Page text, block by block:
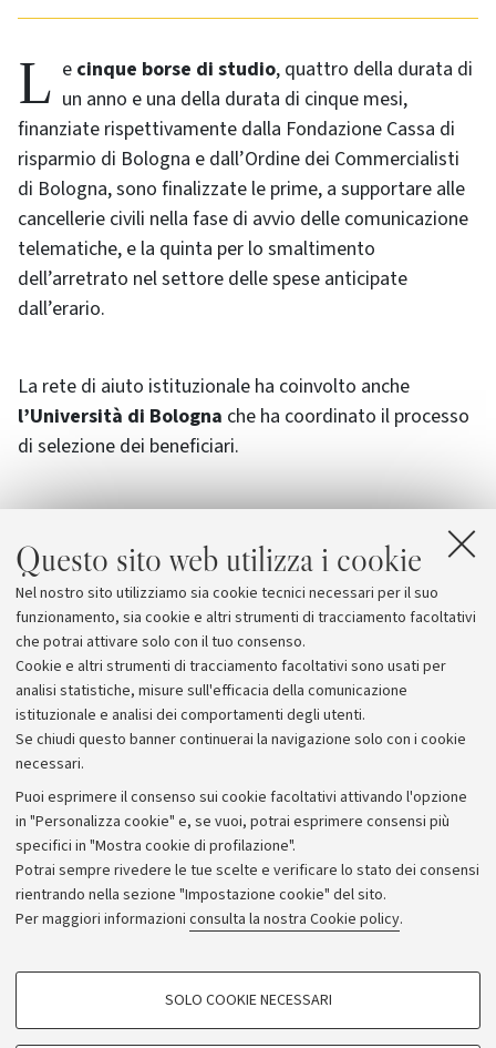
Questo sito web utilizza i cookie
Nel nostro sito utilizziamo sia cookie tecnici necessari per il suo
funzionamento, sia cookie e altri strumenti di tracciamento facoltativi
che potrai attivare solo con il tuo consenso.
Cookie e altri strumenti di tracciamento facoltativi sono usati per
analisi statistiche, misure sull'efficacia della comunicazione
istituzionale e analisi dei comportamenti degli utenti.
Se chiudi questo banner continuerai la navigazione solo con i cookie
necessari.
Puoi esprimere il consenso sui cookie facoltativi attivando l'opzione
in "Personalizza cookie" e, se vuoi, potrai esprimere consensi più
specifici in "Mostra cookie di profilazione".
Potrai sempre rivedere le tue scelte e verificare lo stato dei consensi
rientrando nella sezione "Impostazione cookie" del sito.
Per maggiori informazioni consulta la nostra Cookie policy.
COOKIE DI PROFILAZIONE - FACOLTATIVI
SOLO COOKIE NECESSARI
Le cinque borse di studio, quattro della durata di
un anno e una della durata di cinque mesi,
finanziate rispettivamente dalla Fondazione Cassa di
risparmio di Bologna e dall’Ordine dei Commercialisti
di Bologna, sono finalizzate le prime, a supportare alle
cancellerie civili nella fase di avvio delle comunicazione
telematiche, e la quinta per lo smaltimento
dell’arretrato nel settore delle spese anticipate
dall’erario.
La rete di aiuto istituzionale ha coinvolto anche
l’Università di Bologna che ha coordinato il processo
di selezione dei beneficiari.
vincitori delle cinque borse di studio
stata, infatti, attuata dalla Facoltà di Giurisprudenza
grazie ad apposito bando, sulla base di Convenzione già
stipulata tra l’Alma Mater Studiorum Università di
Bologna e la Corte d’Appello di Bologna nel 2009.
Archivio
Comunicati stampa
Redazione
Rassegna stampa